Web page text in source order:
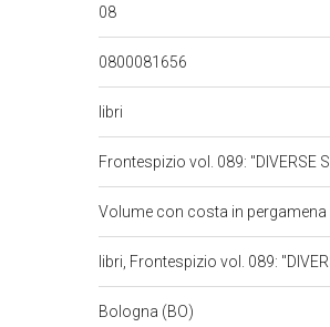
08
0800081656
libri
Frontespizio vol. 089: "DIVERSE
Volume con costa in pergamena
libri, Frontespizio vol. 089:
Bologna (BO)